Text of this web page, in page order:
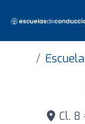
Cl. 8